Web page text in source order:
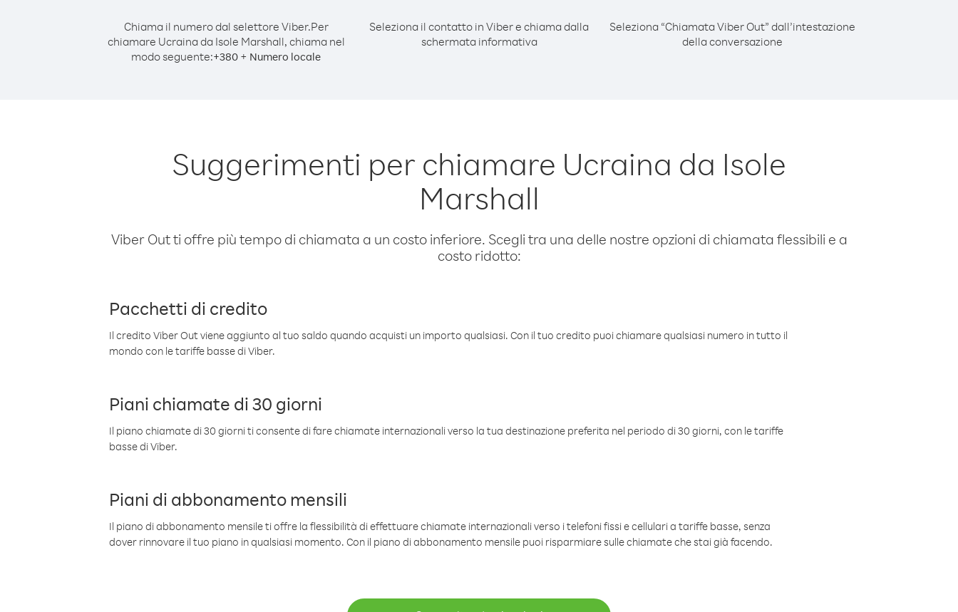
Chiama il numero dal selettore Viber.Per
chiamare Ucraina da Isole Marshall, chiama nel
modo seguente:+380 + Numero locale
Seleziona il contatto in Viber e chiama dalla
schermata informativa
Seleziona “Chiamata Viber Out” dall’intestazione
della conversazione
Suggerimenti per chiamare Ucraina da Isole
Marshall
Viber Out ti offre più tempo di chiamata a un costo inferiore. Scegli tra una delle nostre opzioni di chiamata flessibili e a
costo ridotto:
Pacchetti di credito
Il credito Viber Out viene aggiunto al tuo saldo quando acquisti un importo qualsiasi. Con il tuo credito puoi chiamare qualsiasi numero in tutto il
mondo con le tariffe basse di Viber.
Piani chiamate di 30 giorni
Il piano chiamate di 30 giorni ti consente di fare chiamate internazionali verso la tua destinazione preferita nel periodo di 30 giorni, con le tariffe
basse di Viber.
Piani di abbonamento mensili
Il piano di abbonamento mensile ti offre la flessibilità di effettuare chiamate internazionali verso i telefoni fissi e cellulari a tariffe basse, senza
dover rinnovare il tuo piano in qualsiasi momento. Con il piano di abbonamento mensile puoi risparmiare sulle chiamate che stai già facendo.